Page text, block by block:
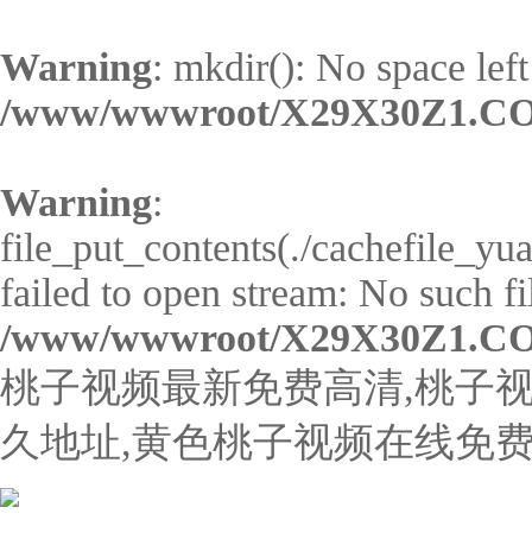
Warning: mkdir(): No space
/www/wwwroot/
Warning:
file_put_contents(./
failed to open stream: No such
/www/wwwroot/
桃子视频最新免费高清,桃子
久地址,黄色桃子视频在线免